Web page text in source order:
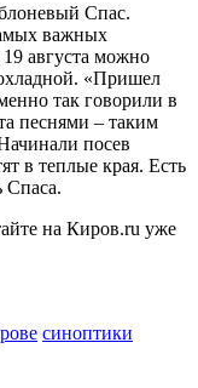
Спас.
важных
августа можно
«Пришел
так говорили в
песнями – таким
посев
в теплые края. Есть
Спаса.
на Киров.ru уже
синоптики